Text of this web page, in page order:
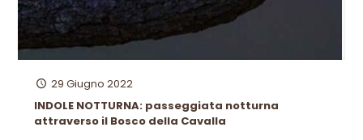
29 Giugno 2022
INDOLE NOTTURNA: passeggiata notturna
attraverso il Bosco della Cavalla